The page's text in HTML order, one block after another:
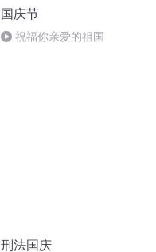
国庆节
祝福你亲爱的祖国
刑法国庆